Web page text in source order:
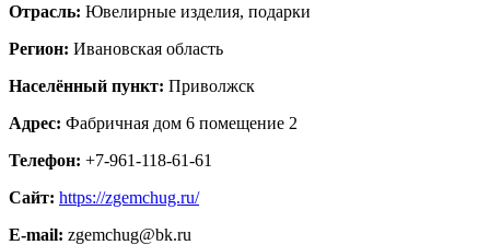
Отрасль: Ювелирные изделия, подарки
Регион: Ивановская область
Населённый пункт: Приволжск
Адрес: Фабричная дом 6 помещение 2
Телефон: +7-961-118-61-61
Сайт: https://zgemchug.ru/
E-mail: zgemchug@bk.ru